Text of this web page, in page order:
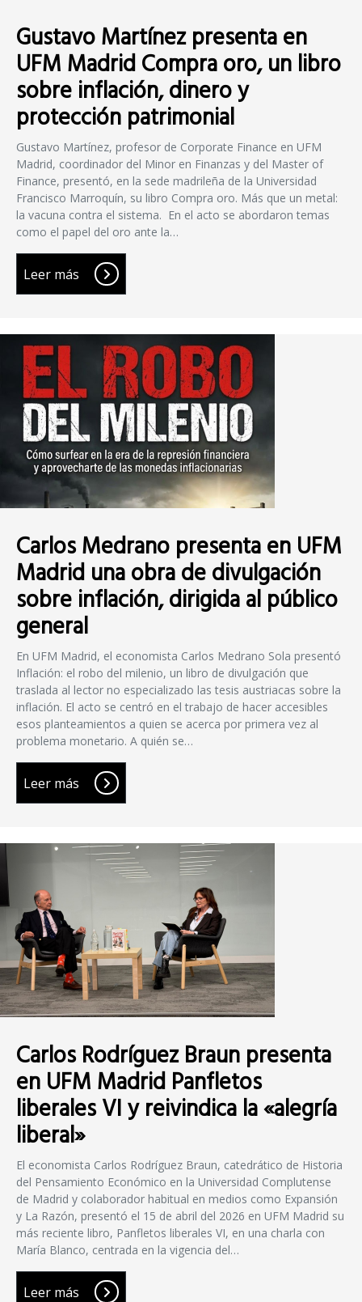
Gustavo Martínez presenta en
UFM Madrid Compra oro, un libro
sobre inflación, dinero y
protección patrimonial
Gustavo Martínez, profesor de Corporate Finance en UFM
Madrid, coordinador del Minor en Finanzas y del Master of
Finance, presentó, en la sede madrileña de la Universidad
Francisco Marroquín, su libro Compra oro. Más que un metal:
la vacuna contra el sistema. En el acto se abordaron temas
como el papel del oro ante la…
Leer más
Carlos Medrano presenta en UFM
Madrid una obra de divulgación
sobre inflación, dirigida al público
general
En UFM Madrid, el economista Carlos Medrano Sola presentó
Inflación: el robo del milenio, un libro de divulgación que
traslada al lector no especializado las tesis austriacas sobre la
inflación. El acto se centró en el trabajo de hacer accesibles
esos planteamientos a quien se acerca por primera vez al
problema monetario. A quién se…
Leer más
Carlos Rodríguez Braun presenta
en UFM Madrid Panfletos
liberales VI y reivindica la «alegría
liberal»
El economista Carlos Rodríguez Braun, catedrático de Historia
del Pensamiento Económico en la Universidad Complutense
de Madrid y colaborador habitual en medios como Expansión
y La Razón, presentó el 15 de abril del 2026 en UFM Madrid su
más reciente libro, Panfletos liberales VI, en una charla con
María Blanco, centrada en la vigencia del…
Leer más